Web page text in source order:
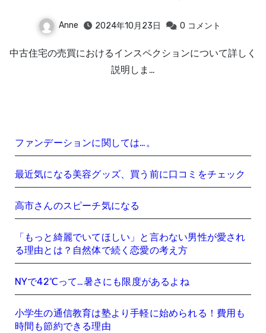
Anne 2024年10月23日 0 コメント
中古住宅の売買におけるインスペクションについて詳しく
説明しま…
ファンデーションに関しては…。
最近気になる美容グッズ、買う前に口コミをチェック
高市さんのスピーチ気になる
「もっと綺麗でいてほしい」と言わない男性が愛され
る理由とは？自然体で続く恋愛の考え方
NYで42℃って…暑さにも限度があるよね
小学生の通信教育は塾より手軽に始められる！費用も
時間も節約できる理由